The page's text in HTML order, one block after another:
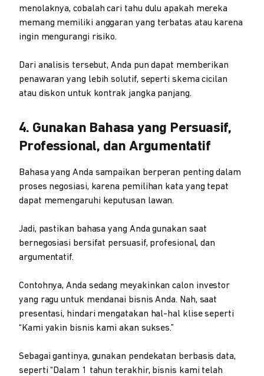
menolaknya, cobalah cari tahu dulu apakah mereka
memang memiliki anggaran yang terbatas atau karena
ingin mengurangi risiko.
Dari analisis tersebut, Anda pun dapat memberikan
penawaran yang lebih solutif, seperti skema cicilan
atau diskon untuk kontrak jangka panjang.
4. Gunakan Bahasa yang Persuasif,
Professional, dan Argumentatif
Bahasa yang Anda sampaikan berperan penting dalam
proses negosiasi, karena pemilihan kata yang tepat
dapat memengaruhi keputusan lawan.
Jadi, pastikan bahasa yang Anda gunakan saat
bernegosiasi bersifat persuasif, profesional, dan
argumentatif.
Contohnya, Anda sedang meyakinkan calon investor
yang ragu untuk mendanai bisnis Anda. Nah, saat
presentasi, hindari mengatakan hal-hal klise seperti
“Kami yakin bisnis kami akan sukses.”
Sebagai gantinya, gunakan pendekatan berbasis data,
seperti “Dalam 1 tahun terakhir, bisnis kami telah